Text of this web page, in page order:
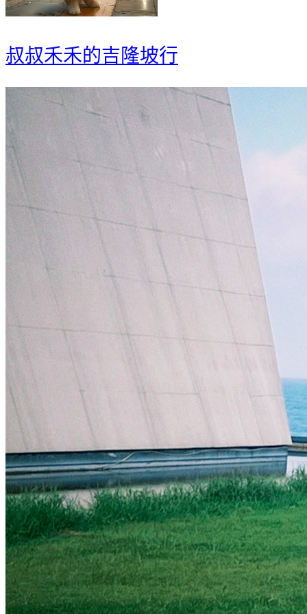
叔叔禾禾的吉隆坡行